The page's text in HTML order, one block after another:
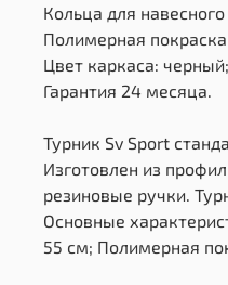
Кольца для
Полимерная
Цвет каркаса: черный;
Гарантия 24 месяца.
Турник Sv Sport
Изготовлен из
резиновые ручки.
Основные
55 см; Полимерная